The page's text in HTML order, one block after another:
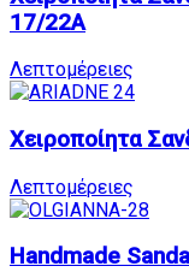
17/22A
Λεπτομέρειες
Χειροποίητα
Λεπτομέρειες
Handmade